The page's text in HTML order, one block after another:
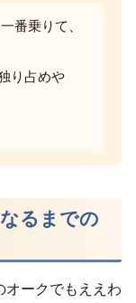
番乗りて、
り占めや
るまでの
オークでもええわ